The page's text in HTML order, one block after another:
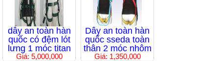
dây an toàn hàn
quốc có đệm lót
lưng 1 móc titan
Giá: 5,000,000
Dây an toàn hàn
quốc sseda toàn
thân 2 móc nhôm
Giá: 1,350,000